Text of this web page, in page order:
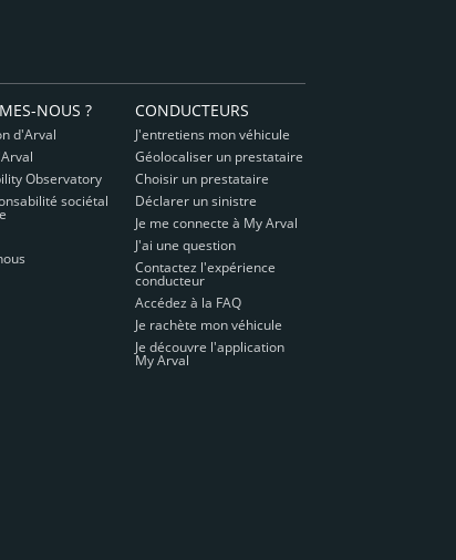
NOUS ?
d'Arval
Observatory
sociétal
CONDUCTEURS
J'entretiens mon véhicule
Géolocaliser un prestataire
Choisir un prestataire
Déclarer un sinistre
Je me connecte à My Arval
J'ai une question
Contactez l'expérience
conducteur
Accédez à la FAQ
Je rachète mon véhicule
Je découvre l'application
My Arval